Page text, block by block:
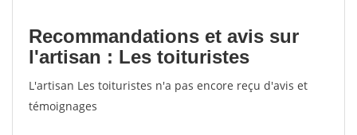
Recommandations et avis sur
l'artisan : Les toituristes
L'artisan Les toituristes n'a pas encore reçu d'avis et
témoignages